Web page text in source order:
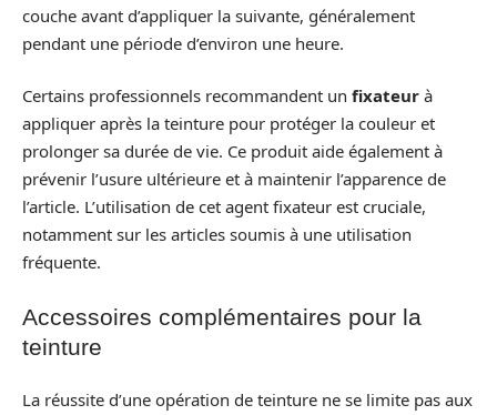
couche avant d’appliquer la suivante, généralement
pendant une période d’environ une heure.
Certains professionnels recommandent un fixateur à
appliquer après la teinture pour protéger la couleur et
prolonger sa durée de vie. Ce produit aide également à
prévenir l’usure ultérieure et à maintenir l’apparence de
l’article. L’utilisation de cet agent fixateur est cruciale,
notamment sur les articles soumis à une utilisation
fréquente.
Accessoires complémentaires pour la
teinture
La réussite d’une opération de teinture ne se limite pas aux